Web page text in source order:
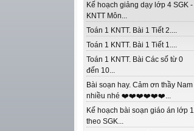
Kế hoạch giảng dạy lớp 4 SGK -
KNTT Môn...
Toán 1 KNTT. Bài 1 Tiết 2....
Toán 1 KNTT. Bài 1 Tiết 1....
Toán 1 KNTT. Bài Các số từ 0
đến 10...
Bài soạn hay. Cảm ơn thầy Nam
nhiều nhé ❤️❤️❤️❤️❤️❤️...
Kế hoạch bài soạn giáo án lớp 1
theo SGK...